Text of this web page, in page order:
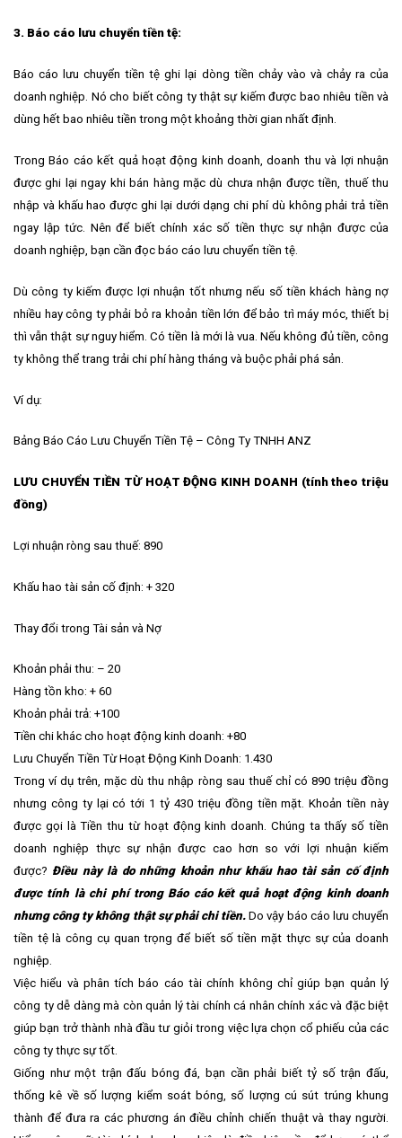
3. Báo cáo lưu chuyển tiền tệ:
Báo cáo lưu chuyển tiền tệ ghi lại dòng tiền chảy vào và chảy ra của
doanh nghiệp. Nó cho biết công ty thật sự kiếm được bao nhiêu tiền và
dùng hết bao nhiêu tiền trong một khoảng thời gian nhất định.
Trong Báo cáo kết quả hoạt động kinh doanh, doanh thu và lợi nhuận
được ghi lại ngay khi bán hàng mặc dù chưa nhận được tiền, thuế thu
nhập và khấu hao được ghi lại dưới dạng chi phí dù không phải trả tiền
ngay lập tức. Nên để biết chính xác số tiền thực sự nhận được của
doanh nghiệp, bạn cần đọc báo cáo lưu chuyển tiền tệ.
Dù công ty kiếm được lợi nhuận tốt nhưng nếu số tiền khách hàng nợ
nhiều hay công ty phải bỏ ra khoản tiền lớn để bảo trì máy móc, thiết bị
thì vẫn thật sự nguy hiểm. Có tiền là mới là vua. Nếu không đủ tiền, công
ty không thể trang trải chi phí hàng tháng và buộc phải phá sản.
Ví dụ:
Bảng Báo Cáo Lưu Chuyển Tiền Tệ – Công Ty TNHH ANZ
LƯU CHUYỂN TIỀN TỪ HOẠT ĐỘNG KINH DOANH (tính theo triệu
đồng)
Lợi nhuận ròng sau thuế: 890
Khấu hao tài sản cố định: + 320
Thay đổi trong Tài sản và Nợ
Khoản phải thu: – 20
Hàng tồn kho: + 60
Khoản phải trả: +100
Tiền chi khác cho hoạt động kinh doanh: +80
Lưu Chuyển Tiền Từ Hoạt Động Kinh Doanh: 1.430
Trong ví dụ trên, mặc dù thu nhập ròng sau thuế chỉ có 890 triệu đồng
nhưng công ty lại có tới 1 tỷ 430 triệu đồng tiền mặt. Khoản tiền này
được gọi là Tiền thu từ hoạt động kinh doanh. Chúng ta thấy số tiền
doanh nghiệp thực sự nhận được cao hơn so với lợi nhuận kiếm
được? Điều này là do những khoản như khấu hao tài sản cố định
được tính là chi phí trong Báo cáo kết quả hoạt động kinh doanh
nhưng công ty không thật sự phải chi tiền.Do vậy báo cáo lưu chuyển
tiền tệ là công cụ quan trọng để biết số tiền mặt thực sự của doanh
nghiệp.
Việc hiểu và phân tích báo cáo tài chính không chỉ giúp bạn quản lý
công ty dễ dàng mà còn quản lý tài chính cá nhân chính xác và đặc biệt
giúp bạn trở thành nhà đầu tư giỏi trong việc lựa chọn cổ phiếu của các
công ty thực sự tốt.
Giống như một trận đấu bóng đá, bạn cần phải biết tỷ số trận đấu,
thống kê về số lượng kiểm soát bóng, số lượng cú sút trúng khung
thành để đưa ra các phương án điều chỉnh chiến thuật và thay người.